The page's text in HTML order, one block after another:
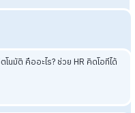
ง 14 แบบ